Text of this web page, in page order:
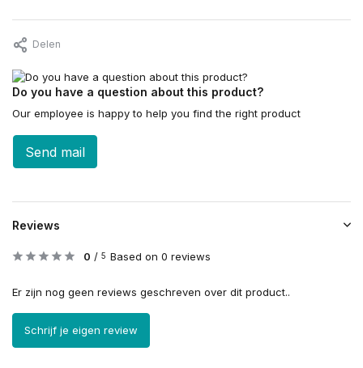
Delen
Do you have a question about this product?
Our employee is happy to help you find the right product
Send mail
Reviews
0 / 5 Based on 0 reviews
Er zijn nog geen reviews geschreven over dit product..
Schrijf je eigen review